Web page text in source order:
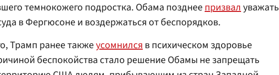
темнокожего подростка. Обама позднеепризвалуважать
в Фергюсоне и воздержаться от беспорядков.
Трамп ранее такжеусомнилсяв психическом здоровье
беспокойства стало решение Обамы не запрещать